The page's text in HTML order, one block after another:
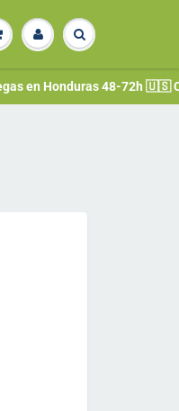
48-72h 🇺🇸 Compra